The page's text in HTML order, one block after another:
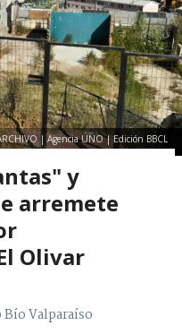
| Agencia UNO | Edición BBCL
y
arremete
Olivar
Valparaíso